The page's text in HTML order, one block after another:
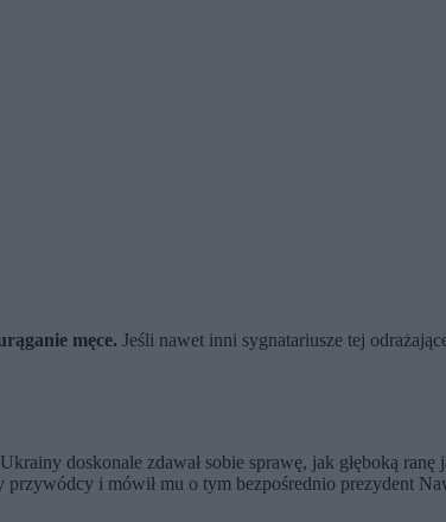
męce. Jeśli nawet inni sygnatariusze tej
doskonale zdawał sobie sprawę, jak głęboką
i mówił mu o tym bezpośrednio prezydent